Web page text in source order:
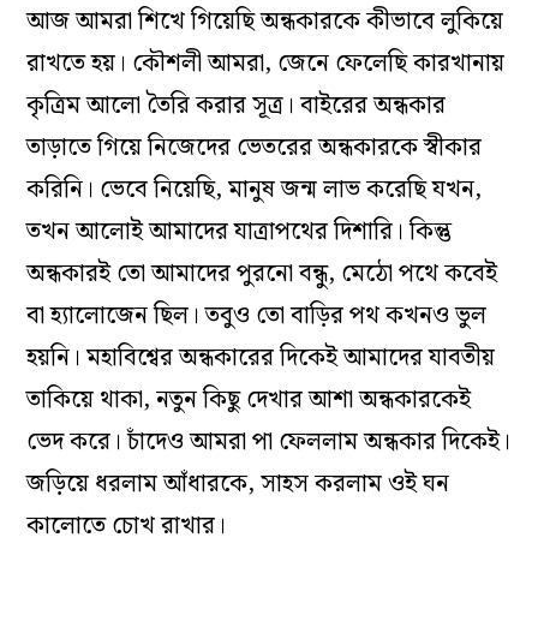
আজ আমরা শিখে গিয়েছি অন্ধকারকে কীভাবে লুকিয়ে
রাখতে হয়। কৌশলী আমরা, জেনে ফেলেছি কারখানায়
কৃত্রিম আলো তৈরি করার সূত্র। বাইরের অন্ধকার
তাড়াতে গিয়ে নিজেদের ভেতরের অন্ধকারকে স্বীকার
করিনি। ভেবে নিয়েছি, মানুষ জন্ম লাভ করেছি যখন,
তখন আলোই আমাদের যাত্রাপথের দিশারি। কিন্তু
অন্ধকারই তো আমাদের পুরনো বন্ধু, মেঠো পথে কবেই
বা হ‌্যালোজেন ছিল। তবুও তো বাড়ির পথ কখনও ভুল
হয়নি। মহাবিশ্বের অন্ধকারের দিকেই আমাদের যাবতীয়
তাকিয়ে থাকা, নতুন কিছু দেখার আশা অন্ধকারকেই
ভেদ করে। চাঁদেও আমরা পা ফেললাম অন্ধকার দিকেই।
জড়িয়ে ধরলাম আঁধারকে, সাহস করলাম ওই ঘন
কালোতে চোখ রাখার।